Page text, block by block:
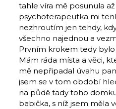
tahle víra mě posunula
psychoterapeutka mi
nezhroutím jen tehdy,
všechno najednou a
Prvním krokem tedy
Mám ráda místa a věci,
mě nepřipadal úvahu
jsem se v tom období
na půdě tady toho
babička, s níž jsem měla